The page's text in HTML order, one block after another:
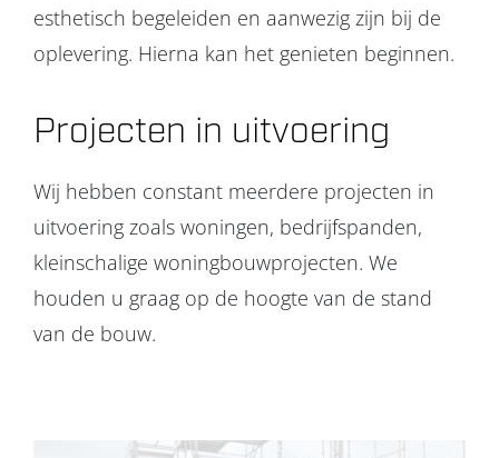
esthetisch begeleiden en aanwezig zijn bij de
oplevering. Hierna kan het genieten beginnen.
Projecten in uitvoering
Wij hebben constant meerdere projecten in
uitvoering zoals woningen, bedrijfspanden,
kleinschalige woningbouwprojecten. We
houden u graag op de hoogte van de stand
van de bouw.